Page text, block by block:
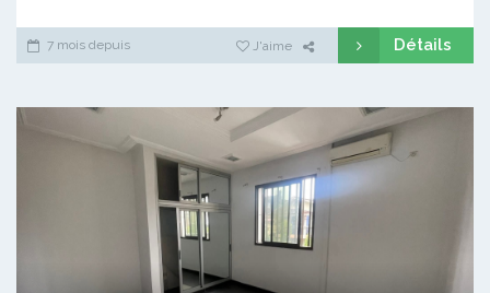
7 mois depuis J'aime Détails